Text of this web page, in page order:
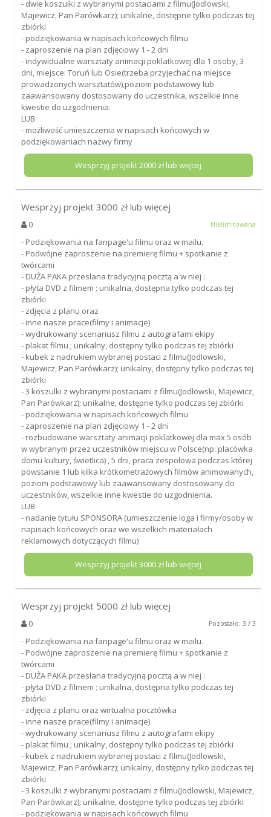
- dwie koszulki z wybranymi postaciami z filmu(Jodlowski,
Majewicz, Pan Parówkarz); unikalne, dostępne tylko podczas tej
zbiórki
- podziękowania w napisach końcowych filmu
- zaproszenie na plan zdjęciowy 1 - 2 dni
- indywidualne warsztaty animacji poklatkowej dla 1 osoby, 3
dni, miejsce: Toruń lub Osie(trzeba przyjechać na miejsce
prowadzonych warsztatów),poziom podstawowy lub
zaawansowany dostosowany do uczestnika, wszelkie inne
kwestie do uzgodnienia.
LUB
- możliwość umieszczenia w napisach końcowych w
podziękowaniach nazwy firmy
Wesprzyj projekt2000 zł lub więcej
Wesprzyj projekt 3000 zł lub więcej
0 Nielimitowana
- Podziękowania na fanpage'u filmu oraz w mailu.
- Podwójne zaproszenie na premierę filmu + spotkanie z
twórcami
- DUŻA PAKA przesłana tradycyjną pocztą a w niej :
- płyta DVD z filmem ; unikalna, dostępna tylko podczas tej
zbiórki
- zdjęcia z planu oraz
- inne nasze prace(filmy i animacje)
- wydrukowany scenariusz filmu z autografami ekipy
- plakat filmu ; unikalny, dostępny tylko podczas tej zbiórki
- kubek z nadrukiem wybranej postaci z filmu(Jodlowski,
Majewicz, Pan Parówkarz); unikalny, dostępny tylko podczas tej
zbiórki
- 3 koszulki z wybranymi postaciami z filmu(Jodlowski, Majewicz,
Pan Parówkarz); unikalne, dostępne tylko podczas tej zbiórki
- podziękowania w napisach końcowych filmu
- zaproszenie na plan zdjęciowy 1 - 2 dni
- rozbudowane warsztaty animacji poklatkowej dla max 5 osób
w wybranym przez uczestników miejscu w Polsce(np: placówka
domu kultury, świetlica) , 5 dni, praca zespołowa podczas której
powstanie 1 lub kilka krótkometrażowych filmów animowanych,
poziom podstawowy lub zaawansowany dostosowany do
uczestników, wszelkie inne kwestie do uzgodnienia.
LUB
- nadanie tytułu SPONSORA (umieszczenie loga i firmy/osoby w
napisach końcowych oraz we wszelkich materiałach
reklamowych dotyczących filmu)
Wesprzyj projekt3000 zł lub więcej
Wesprzyj projekt 5000 zł lub więcej
0 Pozostało: 3 / 3
- Podziękowania na fanpage'u filmu oraz w mailu.
- Podwójne zaproszenie na premierę filmu + spotkanie z
twórcami
- DUŻA PAKA przesłana tradycyjną pocztą a w niej :
- płyta DVD z filmem ; unikalna, dostępna tylko podczas tej
zbiórki
- zdjęcia z planu oraz wirtualna pocztówka
- inne nasze prace(filmy i animacje)
- wydrukowany scenariusz filmu z autografami ekipy
- plakat filmu ; unikalny, dostępny tylko podczas tej zbiórki
- kubek z nadrukiem wybranej postaci z filmu(Jodlowski,
Majewicz, Pan Parówkarz); unikalny, dostępny tylko podczas tej
zbiórki
- 3 koszulki z wybranymi postaciami z filmu(Jodlowski, Majewicz,
Pan Parówkarz); unikalne, dostępne tylko podczas tej zbiórki
- podziękowania w napisach końcowych filmu